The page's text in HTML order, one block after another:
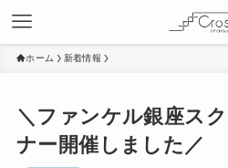
ホーム 新着情報
＼ファンケル銀座ス
ナー開催しました／